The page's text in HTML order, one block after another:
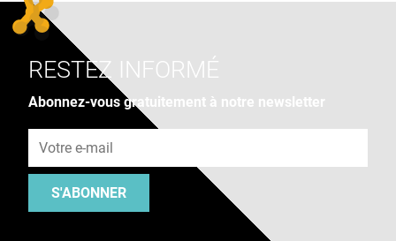
RESTEZ INFORMÉ
Abonnez-vous gratuitement à notre newsletter
S'ABONNER